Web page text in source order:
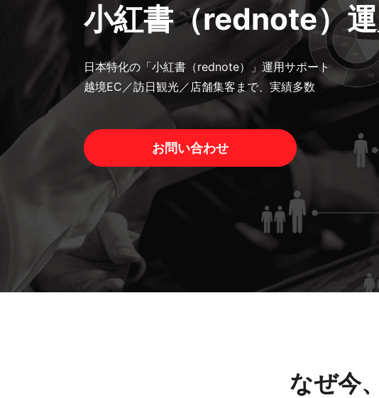
小紅書（rednote）
日本特化の「小紅書（rednote）」運用サポート
越境EC／訪日観光／店舗集客まで、実績多数
お問い合わせ
なぜ今